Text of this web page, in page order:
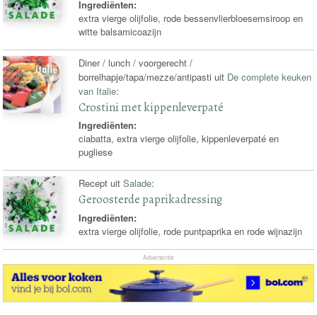
Ingrediënten:
extra vierge olijfolie, rode bessenvlierbloesemsiroop en
witte balsamicoazijn
Diner / lunch / voorgerecht /
borrelhapje/tapa/mezze/antipasti uit De complete keuken
van Italie:
Crostini met kippenleverpaté
Ingrediënten:
ciabatta, extra vierge olijfolie, kippenleverpaté en
pugliese
Recept uitSalade:
Geroosterde paprikadressing
Ingrediënten:
extra vierge olijfolie, rode puntpaprika en rode wijnazijn
Advertentie